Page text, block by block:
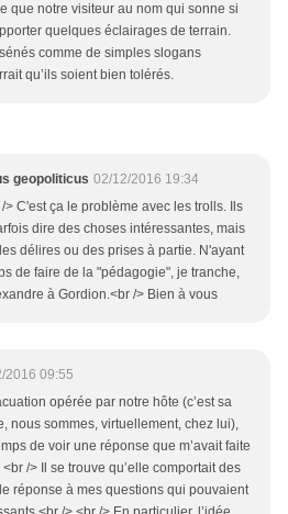
que notre visiteur au nom qui sonne si
quelques éclairages de terrain.
comme de simples slogans
qu’ils soient bien tolérés.
geopoliticus 02/12/2016 19:34
/> C'est ça le problème avec les trolls. Ils
dire des choses intéressantes, mais
délires ou des prises à partie. N'ayant
de faire de la "pédagogie", je tranche,
à Gordion.<br /> Bien à vous
2016 09:55
opérée par notre hôte (c’est sa
nous sommes, virtuellement, chez lui),
de voir une réponse que m’avait faite
<br /> Il se trouve qu’elle comportait des
réponse à mes questions qui pouvaient